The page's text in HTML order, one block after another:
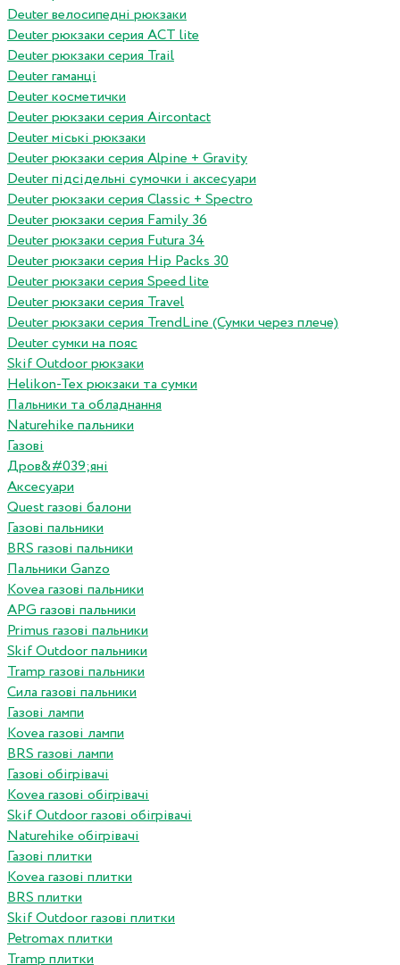
Deuter велосипедні рюкзаки
Deuter рюкзаки серия ACT lite
Deuter рюкзаки серия Trail
Deuter гаманці
Deuter косметички
Deuter рюкзаки серия Aircontact
Deuter міські рюкзаки
Deuter рюкзаки серия Alpine + Gravity
Deuter підсідельні сумочки і аксесуари
Deuter рюкзаки серия Classic + Spectro
Deuter рюкзаки серия Family 36
Deuter рюкзаки серия Futura 34
Deuter рюкзаки серия Hip Packs 30
Deuter рюкзаки серия Speed lite
Deuter рюкзаки серия Travel
Deuter рюкзаки серия TrendLine (Сумки через плече)
Deuter сумки на пояс
Skif Outdoor рюкзаки
Helikon-Tex рюкзаки та сумки
Пальники та обладнання
Naturehike пальники
Газові
Дров&#039;яні
Аксесуари
Quest газові балони
Газові пальники
BRS газові пальники
Пальники Ganzo
Kovea газові пальники
APG газові пальники
Primus газові пальники
Skif Outdoor пальники
Tramp газові пальники
Сила газові пальники
Газові лампи
Kovea газові лампи
BRS газові лампи
Газові обігрівачі
Kovea газові обігрівачі
Skif Outdoor газові обігрівачі
Naturehike обігрівачі
Газові плитки
Kovea газові плитки
BRS плитки
Skif Outdoor газові плитки
Petromax плитки
Tramp плитки